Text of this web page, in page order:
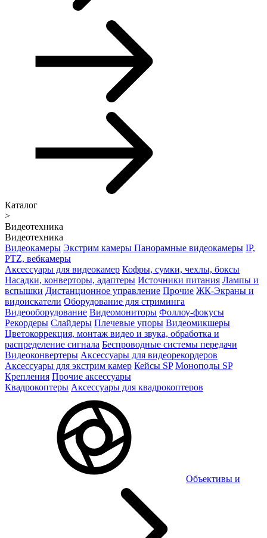
Каталог
>
Видеотехника
Видеотехника
Видеокамеры Экстрим камеры Панорамные видеокамеры IP,
PTZ, вебкамеры
Аксессуары для видеокамер Кофры, сумки, чехлы, боксы
Насадки, конверторы, адаптеры Источники питания Лампы и
вспышки Дистанционное управление Прочие ЖК-Экраны и
видоискатели Оборудование для стриминга
Видеооборудование Видеомониторы Фоллоу-фокусы
Рекордеры Слайдеры Плечевые упоры Видеомикшеры
Цветокоррекция, монтаж видео и звука, обработка и
распределение сигнала Беспроводные системы передачи
Видеоконвертеры Аксессуары для видеорекордеров
Аксессуары для экстрим камер Кейсы SP Моноподы SP
Крепления Прочие аксессуары
Квадрокоптеры Аксессуары для квадрокоптеров
Объективы и